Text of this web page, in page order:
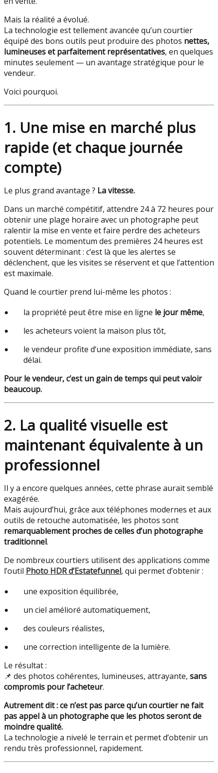
Mais la réalité a évolué.
La technologie est tellement avancée qu’un courtier
équipé des bons outils peut produire des photos nettes,
lumineuses et parfaitement représentatives, en quelques
minutes seulement — un avantage stratégique pour le
vendeur.
Voici pourquoi.
1. Une mise en marché plus
rapide (et chaque journée
compte)
Le plus grand avantage ? La vitesse.
Dans un marché compétitif, attendre 24 à 72 heures pour
obtenir une plage horaire avec un photographe peut
ralentir la mise en vente et faire perdre des acheteurs
potentiels. Le momentum des premières 24 heures est
souvent déterminant : c’est là que les alertes se
déclenchent, que les visites se réservent et que l’attention
est maximale.
Quand le courtier prend lui-même les photos :
la propriété peut être mise en ligne le jour même,
les acheteurs voient la maison plus tôt,
le vendeur profite d’une exposition immédiate, sans
délai.
Pour le vendeur, c’est un gain de temps qui peut valoir
beaucoup.
2. La qualité visuelle est
maintenant équivalente à un
professionnel
Il y a encore quelques années, cette phrase aurait semblé
exagérée.
Mais aujourd’hui, grâce aux téléphones modernes et aux
outils de retouche automatisée, les photos sont
remarquablement proches de celles d’un photographe
traditionnel.
De nombreux courtiers utilisent des applications comme
l’outil Photo HDR d’Estatefunnel, qui permet d’obtenir :
une exposition équilibrée,
un ciel amélioré automatiquement,
des couleurs réalistes,
une correction intelligente de la lumière.
Le résultat :
📌 des photos cohérentes, lumineuses, attrayante, sans
compromis pour l’acheteur.
Autrement dit : ce n’est pas parce qu’un courtier ne fait
pas appel à un photographe que les photos seront de
moindre qualité.
La technologie a nivelé le terrain et permet d’obtenir un
rendu très professionnel, rapidement.